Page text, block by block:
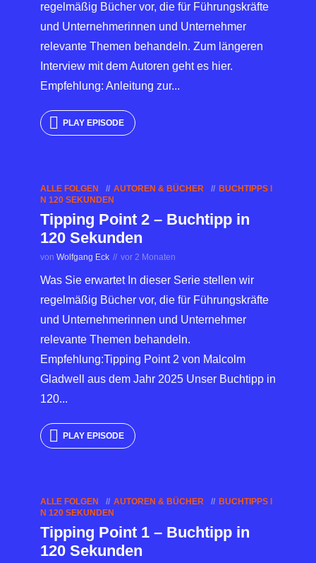
regelmäßig Bücher vor, die für Führungskräfte
und Unternehmerinnen und Unternehmer
relevante Themen behandeln. Zum längeren
Interview mit dem Autoren geht es hier.
Empfehlung: Anleitung zur...
PLAY EPISODE
ALLE FOLGEN AUTOREN & BÜCHER
BUCHTIPPS I
N 120 SEKUNDEN
Tipping Point 2 – Buchtipp in
120 Sekunden
von Wolfgang Eck vor 2 Monaten
Was Sie erwartet In dieser Serie stellen wir
regelmäßig Bücher vor, die für Führungskräfte
und Unternehmerinnen und Unternehmer
relevante Themen behandeln.
Empfehlung:Tipping Point 2 von Malcolm
Gladwell aus dem Jahr 2025 Unser Buchtipp in
120...
PLAY EPISODE
ALLE FOLGEN AUTOREN & BÜCHER
BUCHTIPPS I
N 120 SEKUNDEN
Tipping Point 1 – Buchtipp in
120 Sekunden